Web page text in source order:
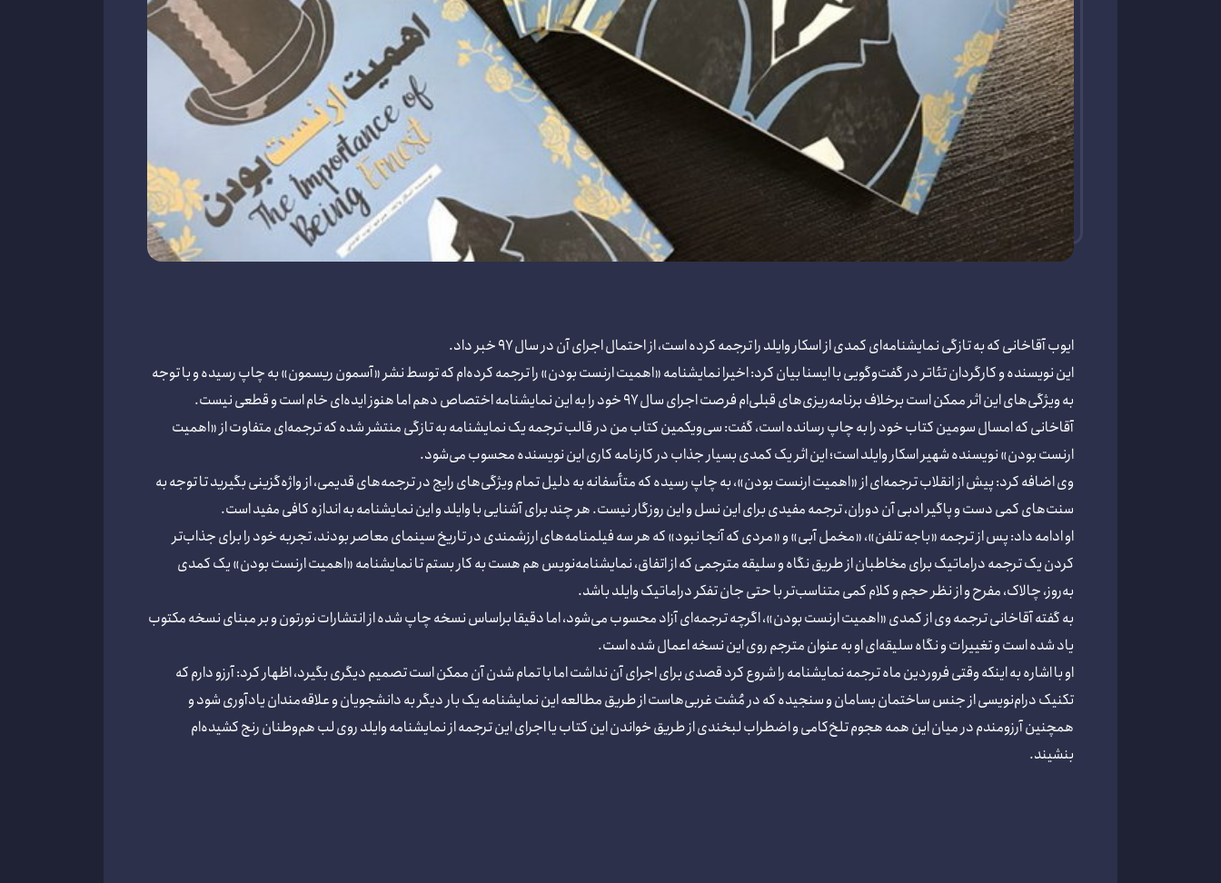
ایوب آقاخانی که به تازگی نمایشنامه‌ای کمدی از اسکار وایلد را ترجمه کرده است، از احتمال اجرای آن در سال ۹۷ خبر داد.
این نویسنده و کارگردان تئاتر در گفت‌وگویی با ایسنا بیان کرد: اخیرا نمایشنامه‌ «اهمیت ارنست بودن» را ترجمه کرده‌ام که توسط نشر «آسمون ریسمون» به چاپ رسیده و با توجه
به ویژگی‌های این اثر ممکن است برخلاف برنامه‌ریزی‌های قبلی‌ام فرصت اجرای سال ۹۷ خود را به این نمایشنامه اختصاص دهم اما هنوز ایده‌ای خام است و قطعی نیست.
آقاخانی که امسال سومین کتاب خود را به چاپ رسانده است، گفت: سی‌ویکمین کتاب من در قالب ترجمه یک نمایشنامه به تازگی منتشر شده که ترجمه‌ای متفاوت از «اهمیت
ارنست بودن» نویسنده شهیر اسکار وایلد است؛ این اثر یک کمدی بسیار جذاب در کارنامه کاری این نویسنده محسوب می‌شود.
وی اضافه کرد: پیش از انقلاب ترجمه‌ای از «اهمیت ارنست بودن»، به چاپ رسیده که متأسفانه به دلیل تمام ویژگی‌های رایج در ترجمه‌های قدیمی، از واژه‌گزینی بگیرید تا توجه به
سنت‌های کمی دست و پاگیر ادبی آن دوران، ترجمه مفیدی برای این نسل و این روزگار نیست. هر چند برای آشنایی با وایلد و این نمایشنامه به اندازه کافی مفید است.
او ادامه داد: پس از ترجمه «باجه تلفن»، «مخمل آبی» و «مردی که آنجا نبود» که هر سه فیلمنامه‌های ارزشمندی در تاریخ سینمای معاصر بودند، تجربه خود را برای جذاب‌تر
کردن یک ترجمه دراماتیک برای مخاطبان از طریق نگاه و سلیقه مترجمی که از اتفاق، نمایشنامه‌نویس هم هست به کار بستم تا نمایشنامه «اهمیت ارنست بودن» یک کمدی
به‌روز، چالاک، مفرح و از نظر حجم و کلام کمی متناسب‌تر با حتی جان تفکر دراماتیک وایلد باشد.
به گفته آقاخانی ترجمه وی از کمدی «اهمیت ارنست بودن»، اگرچه ترجمه‌ای آزاد محسوب می‌شود، اما دقیقا براساس نسخه چاپ شده از انتشارات نورتون و بر مبنای نسخه مکتوب
یاد شده است و تغییرات و نگاه سلیقه‌ای او به عنوان مترجم روی این نسخه اعمال شده است.
او با اشاره به اینکه وقتی فروردین‌ ماه ترجمه نمایشنامه را شروع کرد قصدی برای اجرای آن نداشت اما با تمام شدن آن ممکن است تصمیم دیگری بگیرد، اظهار کرد: آرزو دارم که
تکنیک درام‌نویسی از جنس ساختمان بسامان و سنجیده که در مُشت غربی‌هاست از طریق مطالعه این نمایشنامه یک بار دیگر به دانشجویان و علاقه‌مندان یادآوری شود و
همچنین آرزومندم در میان این همه هجوم تلخ‌کامی و اضطراب لبخندی از طریق خواندن این کتاب یا اجرای این ترجمه از نمایشنامه وایلد روی لب هم‌وطنان رنج کشیده‌ام
بنشیند.